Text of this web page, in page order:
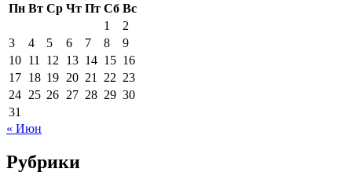
Пн Вт Ср Чт Пт Сб Вс
1
2
3
4 5 6 7 8
9
10 11 12 13 14 15 16
17 18 19 20 21 22 23
24 25 26 27 28 29 30
31
« Июн
Рубрики